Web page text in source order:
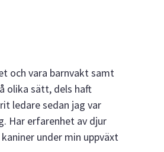
och vara barnvakt samt
olika sätt, dels haft
ledare sedan jag var
Har erfarenhet av djur
under min uppväxt